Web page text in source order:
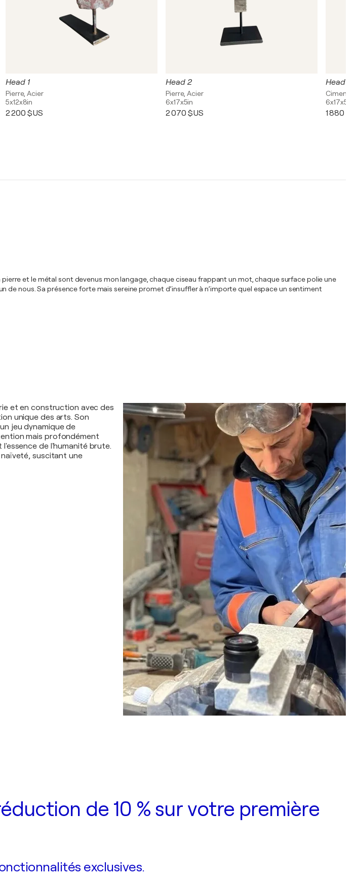
Head 1
Pierre, Acier
5x12x8in
2 200 $US
Head 2
Pierre, Acier
6x17x5in
2 070 $US
Head 5
Ciment,
6x17x5in
1 880
et le métal sont devenus mon langage, chaque ciseau frappant un mot, chaque surface polie une
nous. Sa présence forte mais sereine promet d’insuffler à n’importe quel espace un sentiment
et en construction avec des
unique des arts. Son
jeu dynamique de
mais profondément
de l'humanité brute.
suscitant une
de 10 % sur votre première
exclusives.